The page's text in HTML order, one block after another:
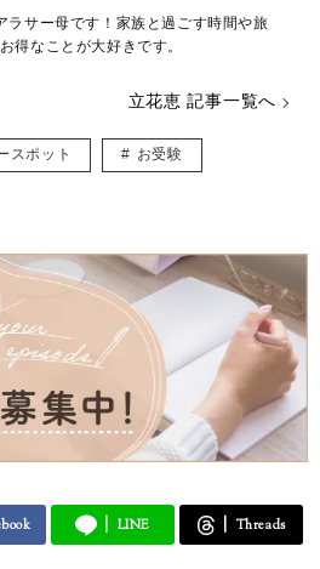
ラサー母です！家族と過ごす時間や旅
得なことが大好きです。
立花恵 記事一覧へ
スポット お受験
LINE Threads